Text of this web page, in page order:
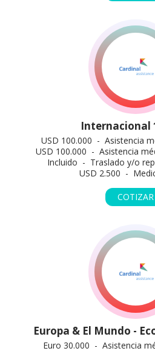
Internacional
USD 100.000 - Asistencia
USD 100.000 - Asistencia
Incluido - Traslado y/o
USD 2.500 -
COTIZAR
Europa & El Mundo -
Euro 30.000 - Asistencia